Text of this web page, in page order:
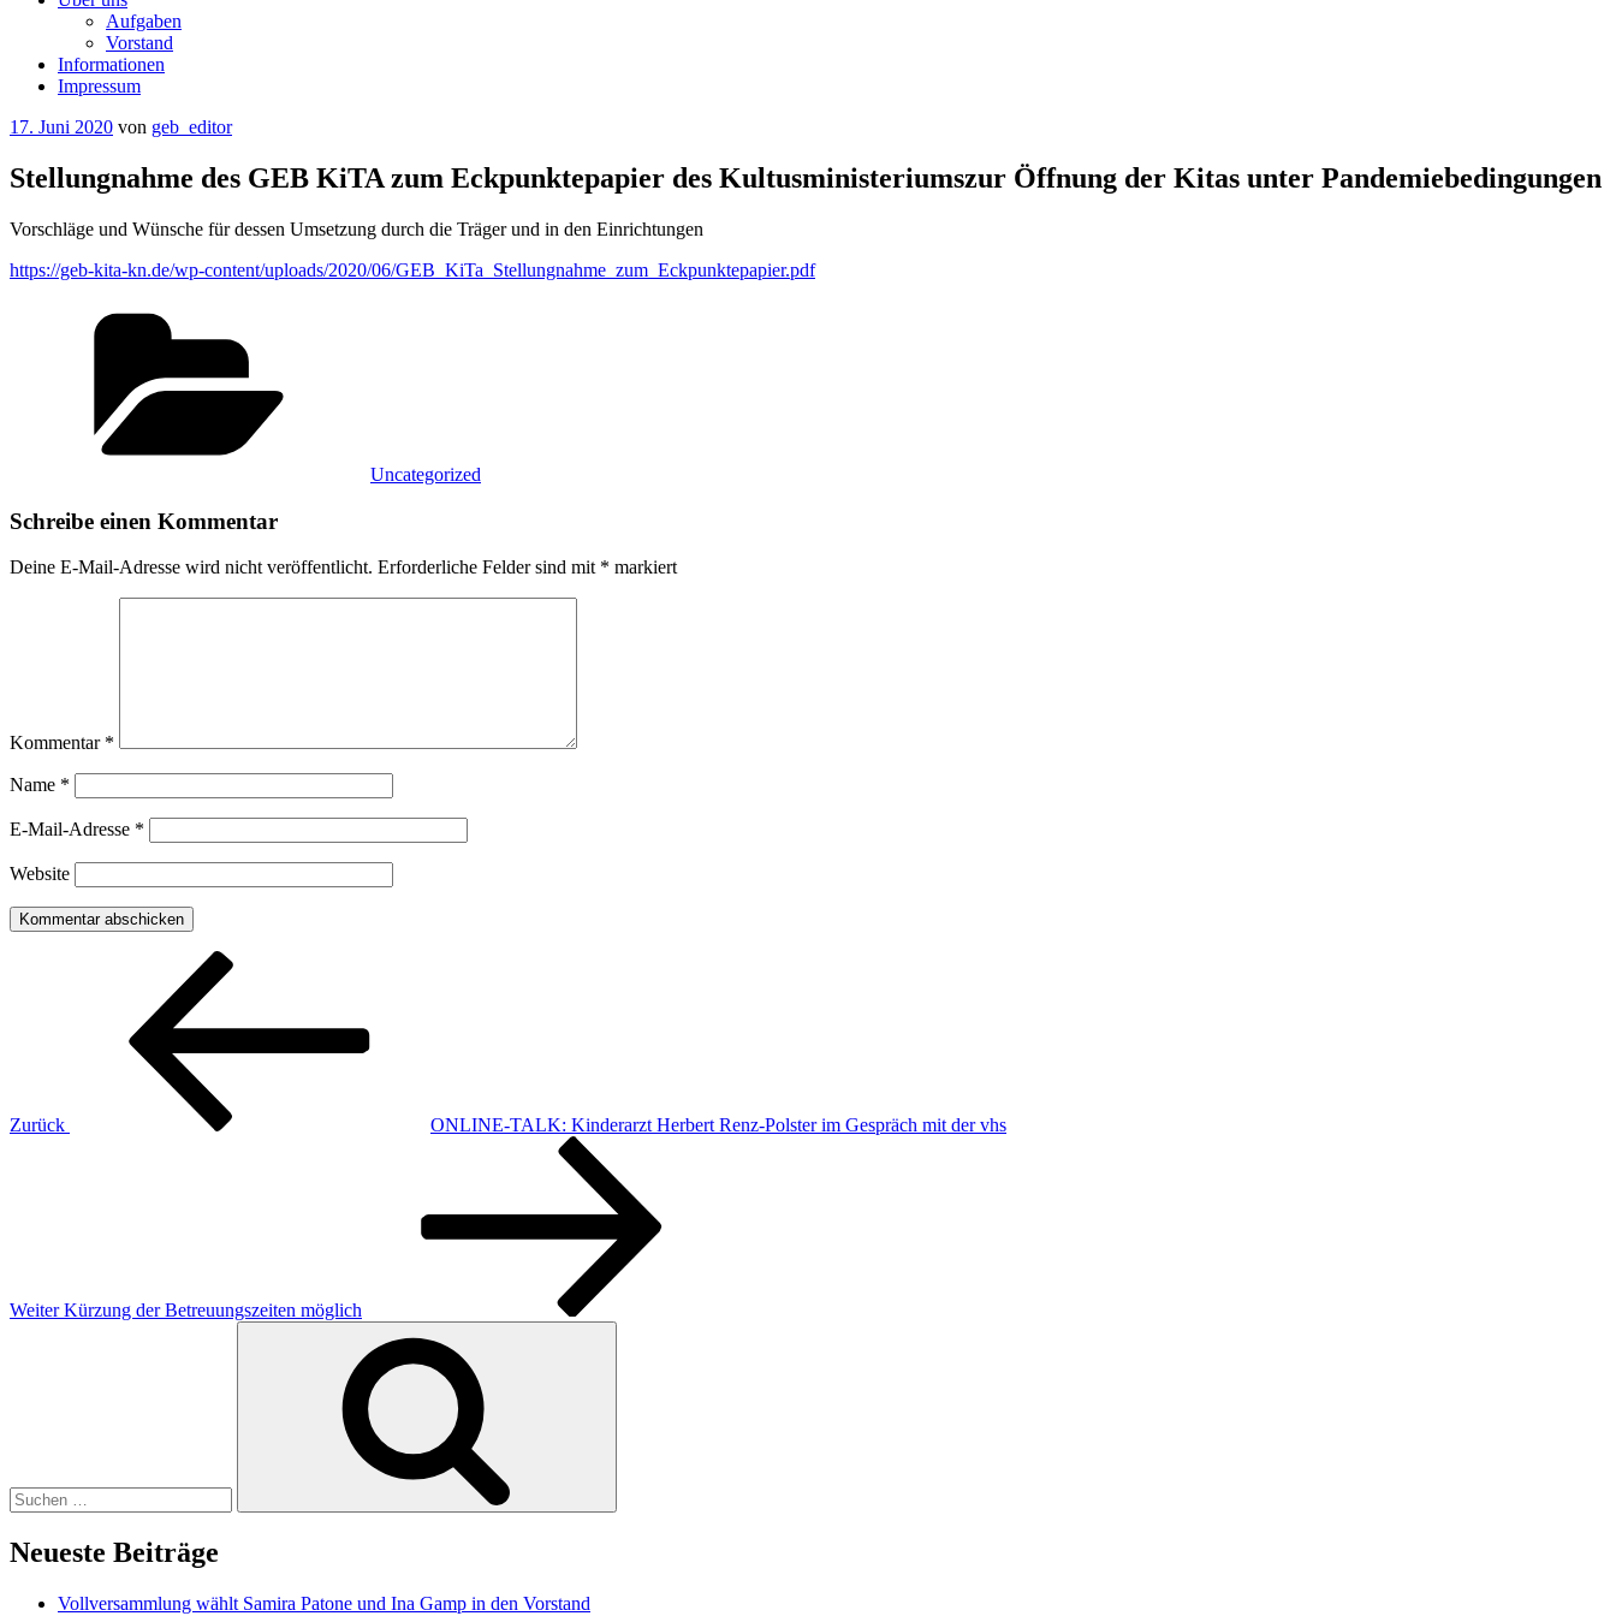
Aufgaben
Vorstand
Informationen
Impressum
Veröffentlicht
17. Juni 2020 von geb_editor
Stellungnahme des GEB KiTA zum Eckpunktepapier des Kultusministeriumszur Öffnung der Kitas unter Pandemiebedingungen
Vorschläge und Wünsche für dessen Umsetzung durch die Träger und in den Einrichtungen
https://geb-kita-kn.de/wp-content/uploads/2020/06/GEB_KiTa_Stellungnahme_zum_Eckpunktepapier.pdf
Uncategorized
Schreibe einen Kommentar
Deine E-Mail-Adresse wird nicht veröffentlicht. Erforderliche Felder sind mit * markiert
Kommentar *
Name *
E-Mail-Adresse *
Website
Beitragsnavigation
Zurück
ONLINE-TALK: Kinderarzt Herbert Renz-Polster im Gespräch mit der vhs
Weiter Kürzung der Betreuungszeiten möglich
Neueste Beiträge
Vollversammlung wählt Samira Patone und Ina Gamp in den Vorstand